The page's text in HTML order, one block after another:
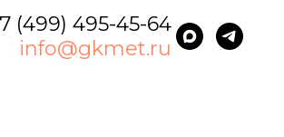
(499) 495-45-64
info@gkmet.ru